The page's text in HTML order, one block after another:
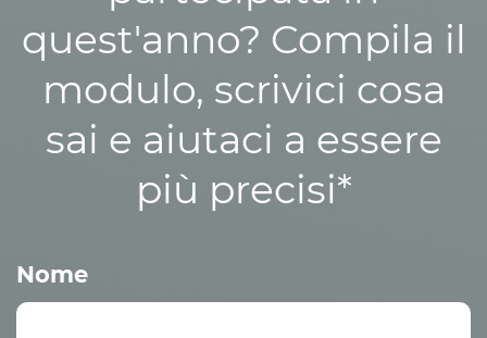
quest'anno? Compila il
modulo, scrivici cosa
sai e aiutaci a essere
più precisi*
Nome